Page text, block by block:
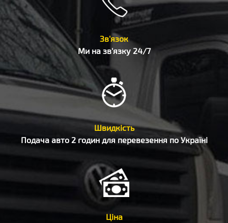
Зв'язок
Ми на зв'язку 24/7
Швидкість
Подача авто 2 годин для перевезення по Україні
Ціна